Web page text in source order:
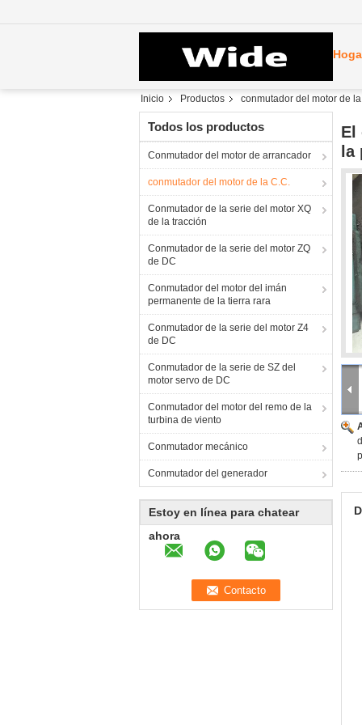
Inicio Productos conmutador del motor de
Todos los productos
Conmutador del motor de arrancador
conmutador del motor de la C.C.
Conmutador de la serie del motor XQ
de la tracción
Conmutador de la serie del motor ZQ
de DC
Conmutador del motor del imán
permanente de la tierra rara
Conmutador de la serie del motor Z4
de DC
Conmutador de la serie de SZ del
motor servo de DC
Conmutador del motor del remo de la
turbina de viento
Conmutador mecánico
Conmutador del generador
Estoy en línea para chatear
ahora
El